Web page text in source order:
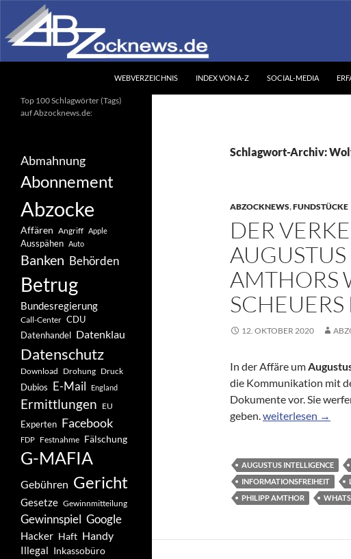
Inhalt
springen
WEBVERZEICHNIS INDEX VON A-Z SOCIAL-MEDIA
Schlagwort-Archiv:
ABZOCKNEWS,FUNDSTÜCKE
DER
AMTHORS
12. OKTOBER 2020
In der Affäre um
die Kommunikation mit
Dokumente vor. Sie
geben.Der
weiterlesen →
AUGUSTUS INTELLIGENCE
INFORMATIONSFREIHEIT
PHILIPP AMTHOR
Ihr unabhängiges
Informationsportal
Top 100 Schlagwörter (Tags)
auf Abzocknews.de:
Abmahnung
Abonnement
Abzocke
Affären Angriff Apple
Ausspähen Auto
Banken Behörden
Betrug
Bundesregierung
Call-Center CDU
Datenhandel Datenklau
Datenschutz
Download Drohung Druck
Dubios E-Mail England
Ermittlungen EU
Experten Facebook
FDP Festnahme Fälschung
G-MAFIA
Gebühren Gericht
Gesetze Gewinnmitteilung
Gewinnspiel Google
Hacker Haft Handy
Illegal Inkassobüro